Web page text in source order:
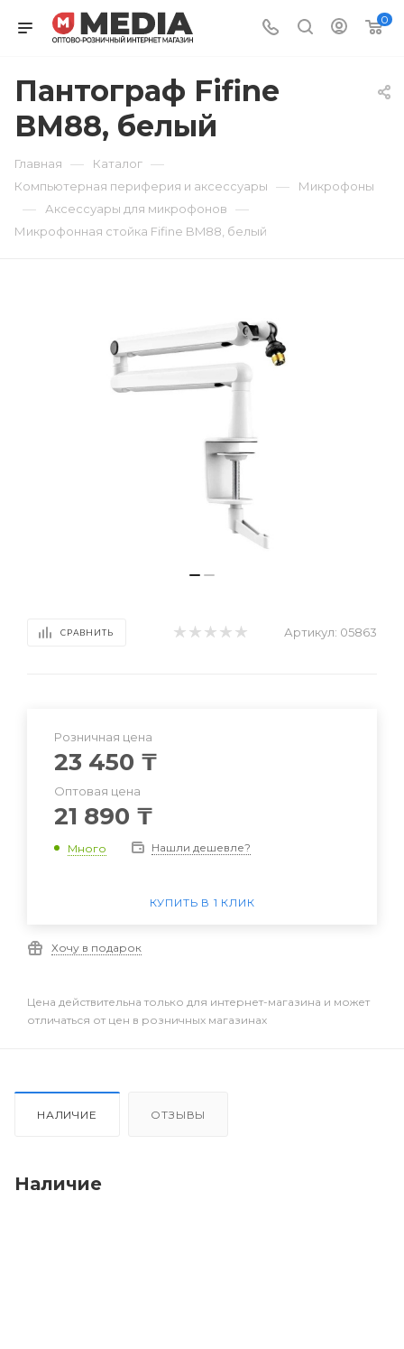
0
Пантограф Fifine
BM88, белый
Главная — Каталог —
Компьютерная периферия и аксессуары — Микрофоны
— Аксессуары для микрофонов —
Микрофонная стойка Fifine BM88, белый
СРАВНИТЬ Артикул: 05863
Розничная цена
23 450 ₸
Оптовая цена
21 890 ₸
Много Нашли дешевле?
КУПИТЬ В 1 КЛИК
Хочу в подарок
Цена действительна только для интернет-магазина и может
отличаться от цен в розничных магазинах
НАЛИЧИЕ ОТЗЫВЫ
Наличие